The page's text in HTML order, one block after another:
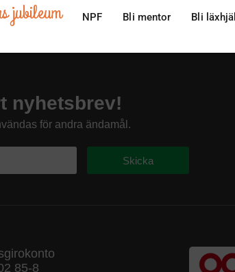
jubileum NPF Bli mentor Bli
nyhetsbrev!
för andra ändamål.
Skicka
85-8